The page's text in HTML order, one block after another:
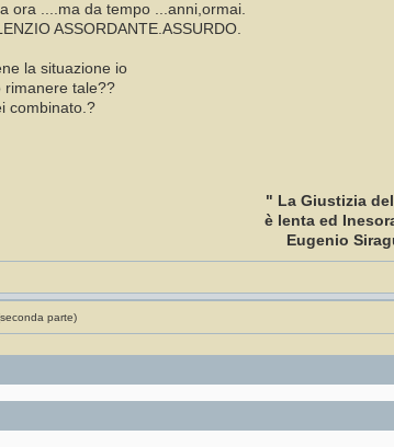
ora ....ma da tempo ...anni,ormai.
ASSORDANTE.ASSURDO.
la situazione io
rimanere tale??
combinato.?
" La Giustizia
è lenta ed
Eugenio
parte)